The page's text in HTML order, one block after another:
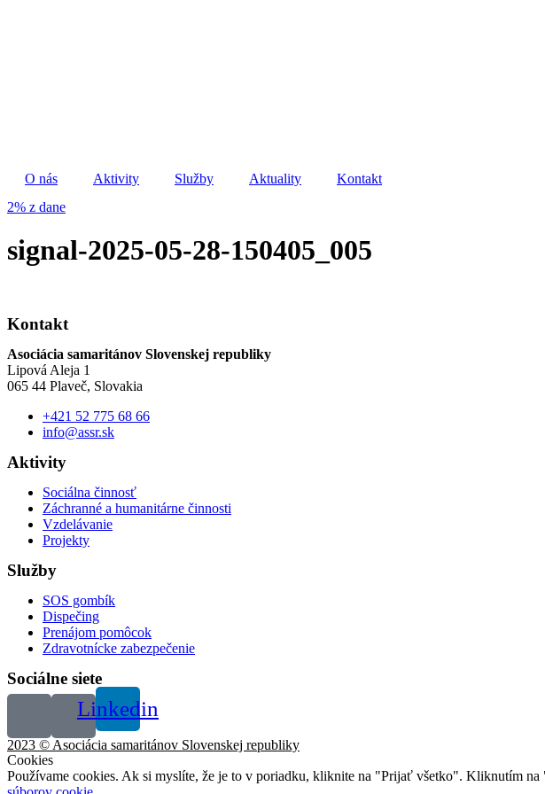
O nás Aktivity Služby Aktuality
Kontakt
2% z dane
signal-2025-05-28-150405_005
Kontakt
Asociácia samaritánov Slovenskej republiky
Lipová Aleja 1
065 44 Plaveč, Slovakia
+421 52 775 68 66
info@assr.sk
Aktivity
Sociálna činnosť
Záchranné a humanitárne činnosti
Vzdelávanie
Projekty
Služby
SOS gombík
Dispečing
Prenájom pomôcok
Zdravotnícke zabezpečenie
Sociálne siete
Linkedin
2023 © Asociácia samaritánov Slovenskej republiky
Cookies
Používame cookies. Ak si myslíte, že je to v poriadku, kliknite na "Prijať všetko". Kliknutím